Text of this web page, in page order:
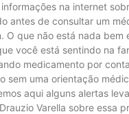
na internet
antes de consultar um
O que não está nada bem
você está sentindo na
medicamento por
sem uma orientação
aqui alguns alertas
Varella sobre essa